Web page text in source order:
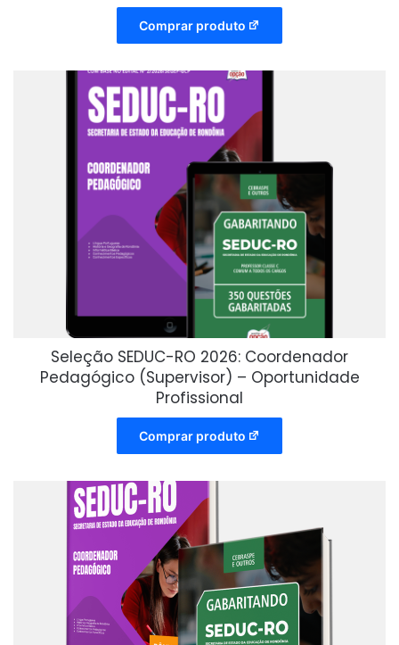
Comprar produto
Seleção SEDUC-RO 2026: Coordenador
Pedagógico (Supervisor) – Oportunidade
Profissional
Comprar produto